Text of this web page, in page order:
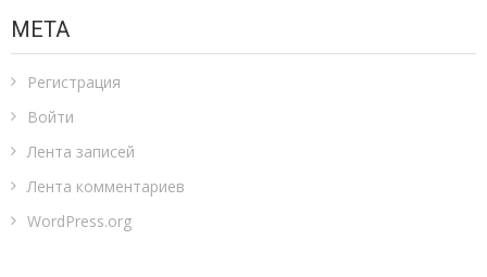
МЕТА
Регистрация
Войти
Лента записей
Лента комментариев
WordPress.org